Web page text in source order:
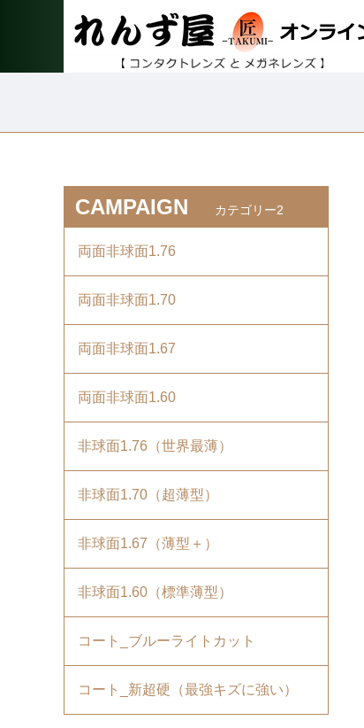
CAMPAIGN カテゴリー2
両面非球面1.76
両面非球面1.70
両面非球面1.67
両面非球面1.60
非球面1.76（世界最薄）
非球面1.70（超薄型）
非球面1.67（薄型＋）
非球面1.60（標準薄型）
コート_ブルーライトカット
コート_新超硬（最強キズに強い）